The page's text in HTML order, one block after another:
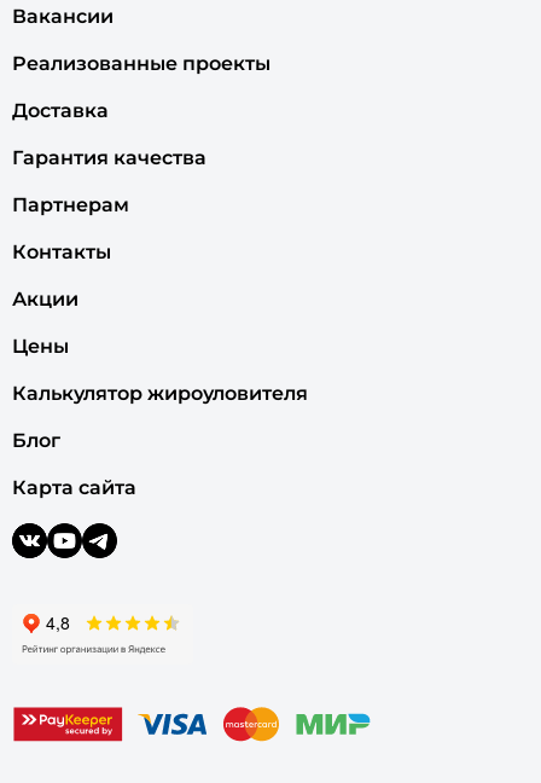
Вакансии
Реализованные проекты
Доставка
Гарантия качества
Партнерам
Контакты
Акции
Цены
Калькулятор жироуловителя
Блог
Карта сайта